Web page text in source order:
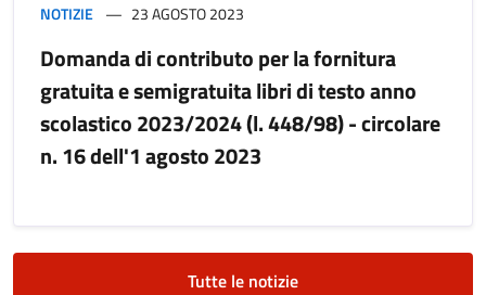
NOTIZIE 23 AGOSTO 2023
Domanda di contributo per la fornitura
gratuita e semigratuita libri di testo anno
scolastico 2023/2024 (l. 448/98) - circolare
n. 16 dell'1 agosto 2023
Tutte le notizie